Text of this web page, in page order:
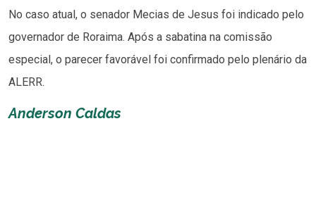
No caso atual, o senador Mecias de Jesus foi indicado pelo
governador de Roraima. Após a sabatina na comissão
especial, o parecer favorável foi confirmado pelo plenário da
ALERR.
Anderson Caldas